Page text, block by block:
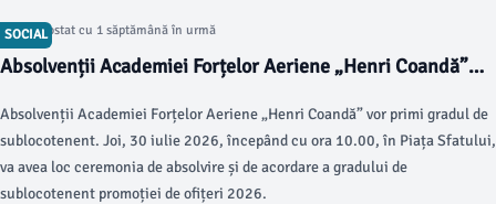
SOCIAL
Articol postat cu 1 săptămână în urmă
Absolvenții Academiei Forțelor Aeriene „Henri Coandă”
vor survola Braşovul
Absolvenții Academiei Forțelor Aeriene „Henri Coandă” vor primi gradul de
sublocotenent. Joi, 30 iulie 2026, începând cu ora 10.00, în Piața Sfatului,
va avea loc ceremonia de absolvire și de acordare a gradului de
sublocotenent promoției de ofițeri 2026.